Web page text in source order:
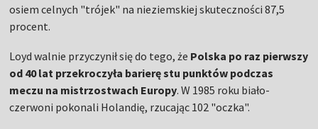
osiem celnych "trójek" na nieziemskiej skuteczności 87,5
procent.
Loyd walnie przyczynił się do tego, że Polska po raz pierwszy
od 40 lat przekroczyła barierę stu punktów podczas
meczu na mistrzostwach Europy. W 1985 roku biało-
czerwoni pokonali Holandię, rzucając 102 "oczka".